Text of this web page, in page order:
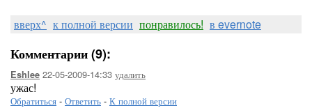
вверх^ к полной версии понравилось! в evernote
Комментарии (9):
Eshlee 22-05-2009-14:33 удалить
ужас!
Обратиться - Ответить - К полной версии